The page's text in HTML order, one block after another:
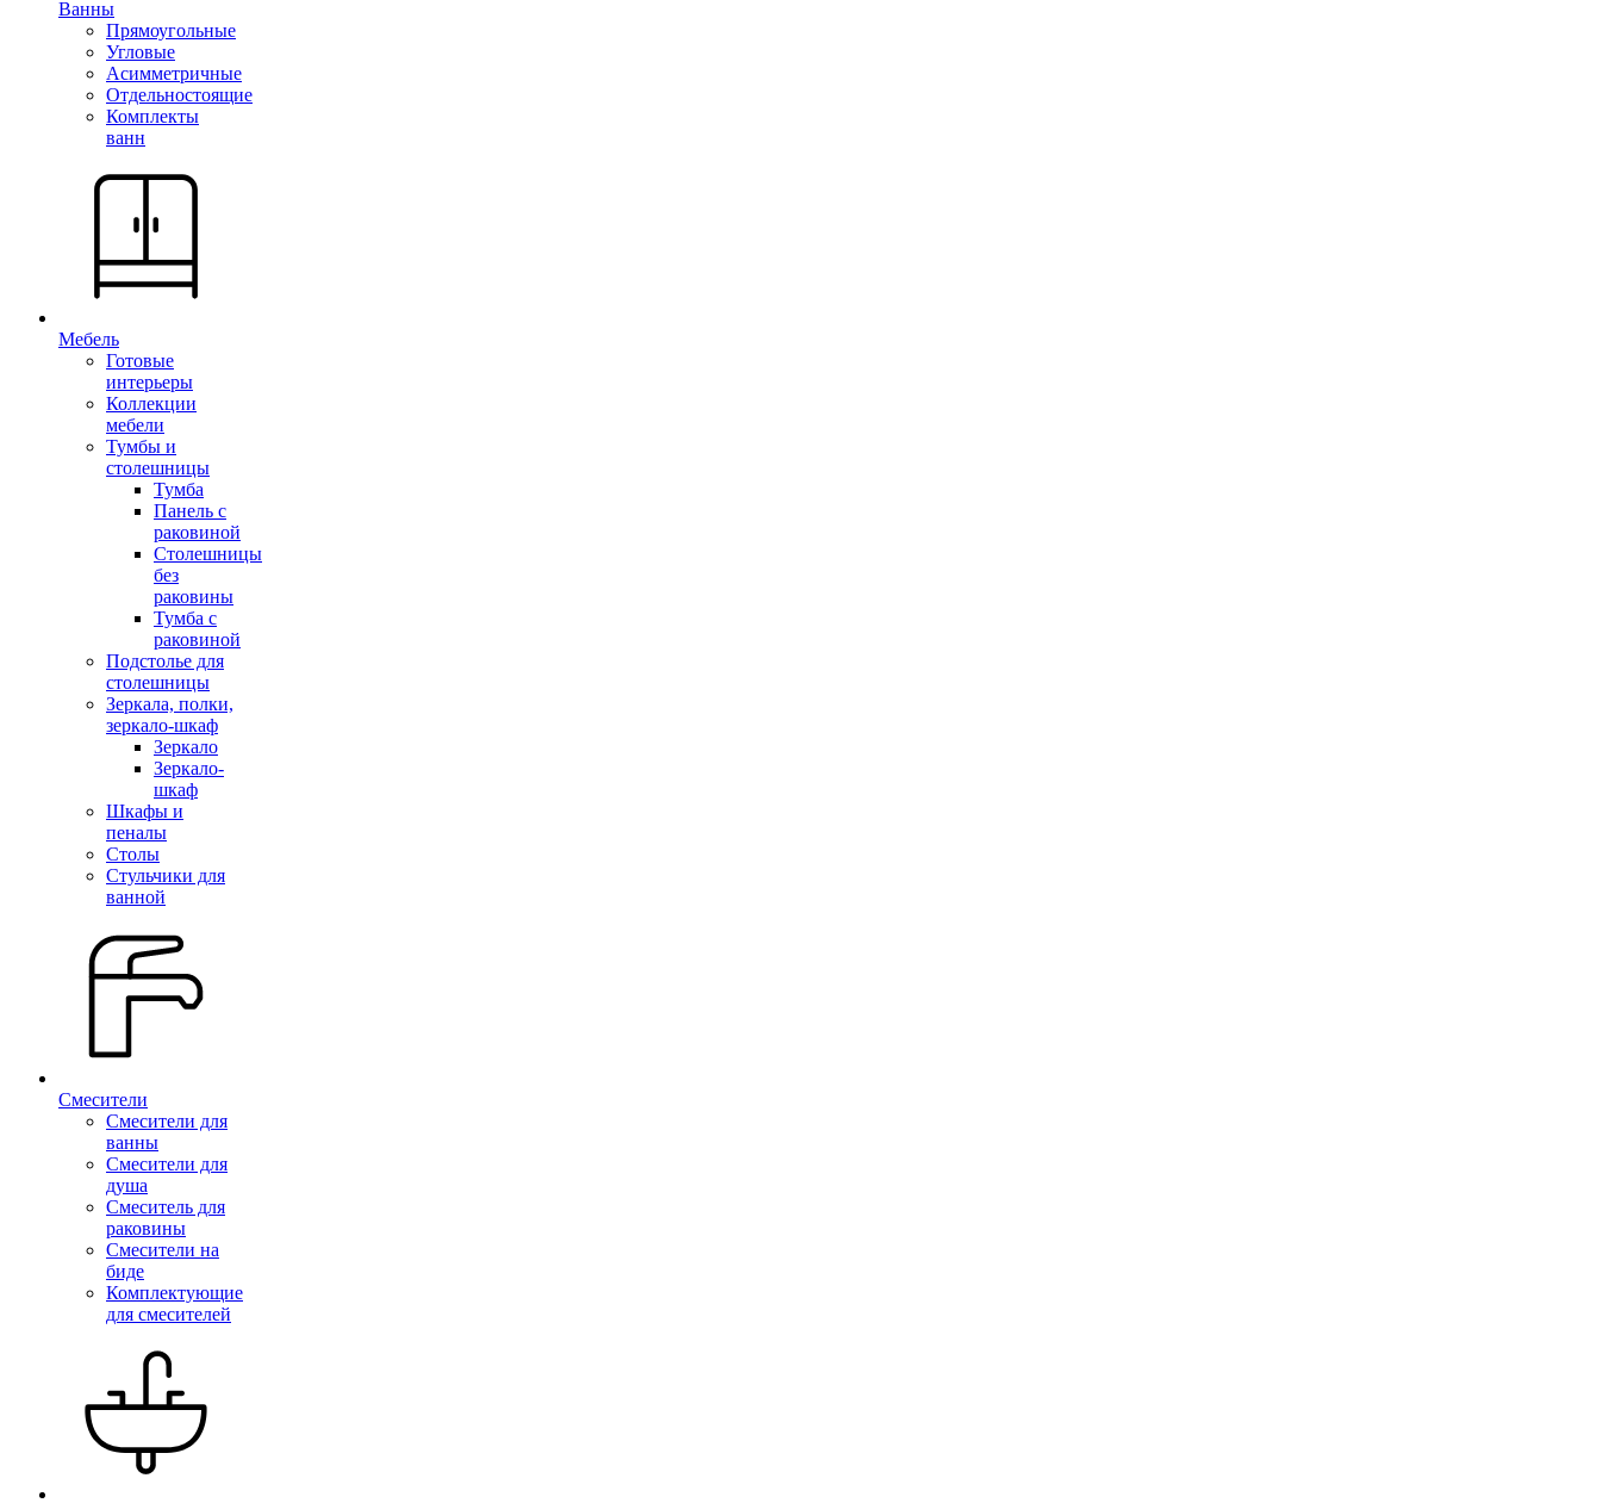
Ванны
Прямоугольные
Угловые
Асимметричные
Отдельностоящие
Комплекты
ванн
Мебель
Готовые
интерьеры
Коллекции
мебели
Тумбы и
столешницы
Тумба
Панель с
раковиной
Столешницы
без
раковины
Тумба с
раковиной
Подстолье для
столешницы
Зеркала, полки,
зеркало-шкаф
Зеркало
Зеркало-
шкаф
Шкафы и
пеналы
Столы
Стульчики для
ванной
Смесители
Смесители для
ванны
Смесители для
душа
Смеситель для
раковины
Смесители на
биде
Комплектующие
для смесителей